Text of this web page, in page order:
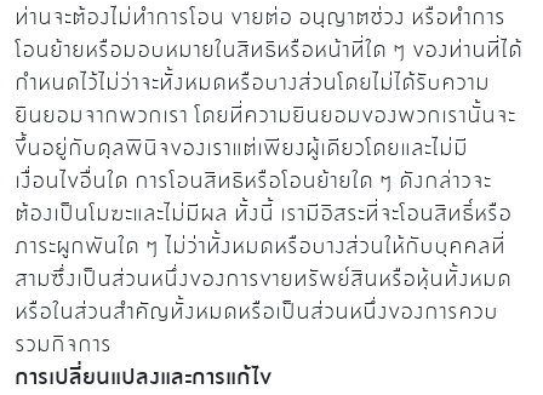
ท่านจะต้องไม่ทำการโอน ขายต่อ อนุญาตช่วง หรือทำการ
โอนย้ายหรือมอบหมายในสิทธิหรือหน้าที่ใด ๆ ของท่านที่ได้
กำหนดไว้ไม่ว่าจะทั้งหมดหรือบางส่วนโดยไม่ได้รับความ
ยินยอมจากพวกเรา โดยที่ความยินยอมของพวกเรานั้นจะ
ขึ้นอยู่กับดุลพินิจของเราแต่เพียงผู้เดียวโดยและไม่มี
เงื่อนไขอื่นใด การโอนสิทธิหรือโอนย้ายใด ๆ ดังกล่าวจะ
ต้องเป็นโมฆะและไม่มีผล ทั้งนี้ เรามีอิสระที่จะโอนสิทธิ์หรือ
ภาระผูกพันใด ๆ ไม่ว่าทั้งหมดหรือบางส่วนให้กับบุคคลที่
สามซึ่งเป็นส่วนหนึ่งของการขายทรัพย์สินหรือหุ้นทั้งหมด
หรือในส่วนสำคัญทั้งหมดหรือเป็นส่วนหนึ่งของการควบ
รวมกิจการ
การเปลี่ยนแปลงและการแก้ไข